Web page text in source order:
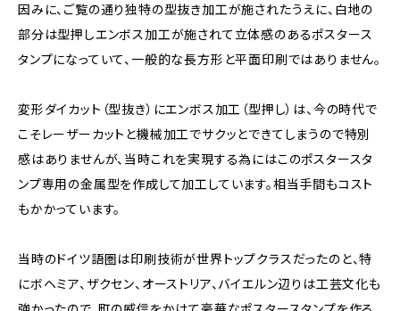
因みに、ご覧の通り独特の型抜き加工が施されたうえに、白地の
部分は型押しエンボス加工が施されて立体感のあるポスタース
タンプになっていて、一般的な長方形と平面印刷ではありません。
変形ダイカット（型抜き）にエンボス加工（型押し）は、今の時代で
こそレーザーカットと機械加工でサクッとできてしまうので特別
感はありませんが、当時これを実現する為にはこのポスタースタ
ンプ専用の金属型を作成して加工しています。相当手間もコスト
もかかっています。
当時のドイツ語圏は印刷技術が世界トップクラスだったのと、特
にボヘミア、ザクセン、オーストリア、バイエルン辺りは工芸文化も